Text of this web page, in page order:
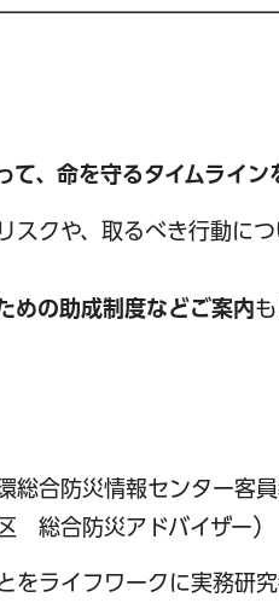
て、命を守るタイムライン
スクや、取るべき行動に
めの助成制度などご案内も
総合防災情報センター客
総合防災アドバイザー）
をライフワークに実務